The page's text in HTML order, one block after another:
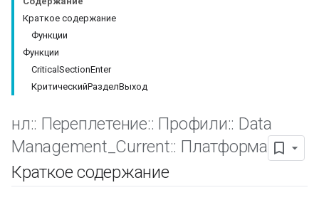
Краткое содержание
Функции
Функции
CriticalSectionEnter
КритическийРазделВыход
нл:: Переплетение:: Профили:: Data
Management Current:: Платформа
Краткое содержание